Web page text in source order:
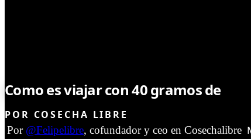
Como es viajar con 40 gramos de
POR COSECHA LIBRE
Por @Felipelibre, cofundador y ceo en Cosechalibre